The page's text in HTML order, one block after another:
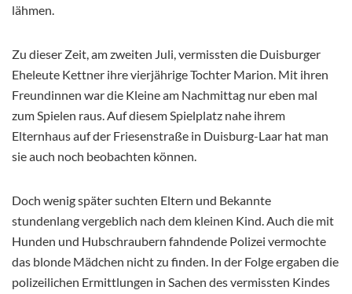
lähmen.
Zu dieser Zeit, am zweiten Juli, vermissten die Duisburger
Eheleute Kettner ihre vierjährige Tochter Marion. Mit ihren
Freundinnen war die Kleine am Nachmittag nur eben mal
zum Spielen raus. Auf diesem Spielplatz nahe ihrem
Elternhaus auf der Friesenstraße in Duisburg-Laar hat man
sie auch noch beobachten können.
Doch wenig später suchten Eltern und Bekannte
stundenlang vergeblich nach dem kleinen Kind. Auch die mit
Hunden und Hubschraubern fahndende Polizei vermochte
das blonde Mädchen nicht zu finden. In der Folge ergaben die
polizeilichen Ermittlungen in Sachen des vermissten Kindes